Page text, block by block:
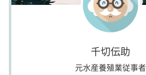
千切伝助
元水産養殖業従事者